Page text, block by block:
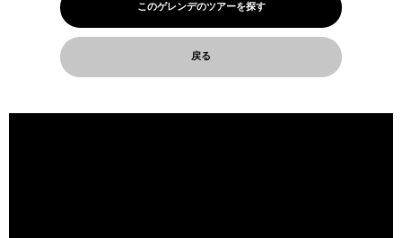
このゲレンデのツアーを探す
戻る